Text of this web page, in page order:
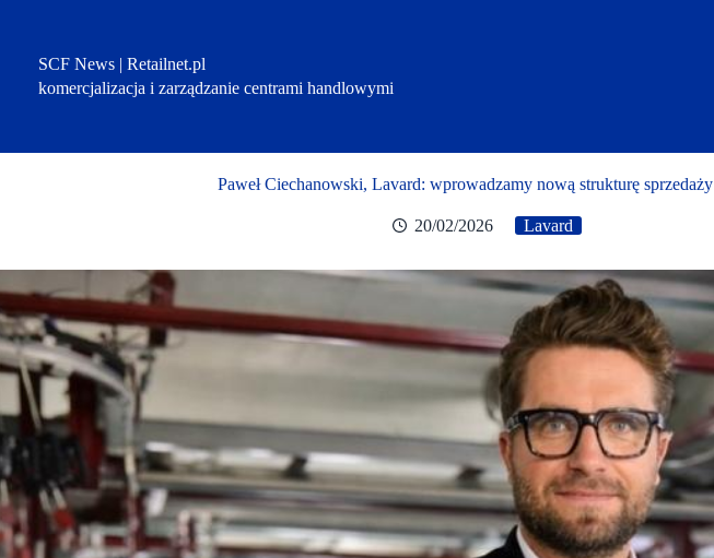
SCF News | Retailnet.pl
komercjalizacja i zarządzanie centrami handlowymi
Paweł Ciechanowski, Lavard: wprowadzamy nową strukturę sprzedaży
20/02/2026 Lavard